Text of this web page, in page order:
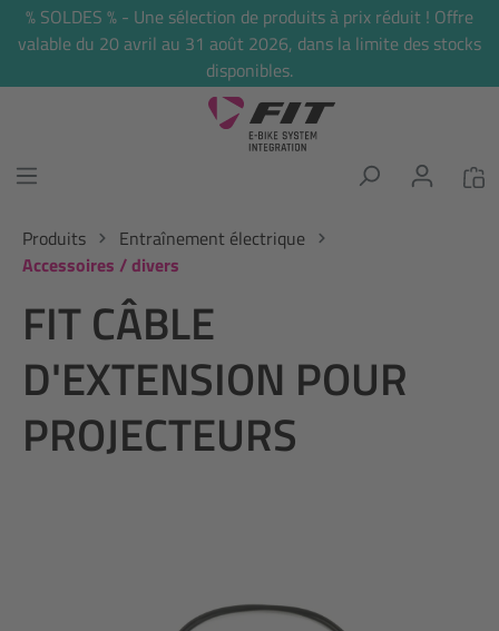
principal
% SOLDES % - Une sélection de produits à prix réduit ! Offre
valable du 20 avril au 31 août 2026, dans la limite des stocks
disponibles.
Produits
Entraînement électrique
Accessoires / divers
FIT CÂBLE
D'EXTENSION POUR
PROJECTEURS